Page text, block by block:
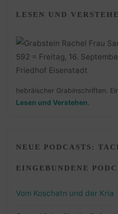
LESEN UND
hebräischer Grabinschriften.
Lesen und Verstehen.
NEUE PODCASTS:
EINGEBUNDENE
Vom Koschatn und der Kria